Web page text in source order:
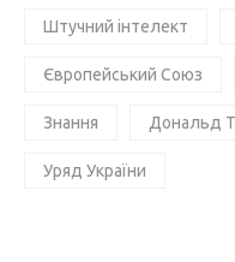
Штучний інтелект
Європейський Союз
Знання Дональд
Уряд України